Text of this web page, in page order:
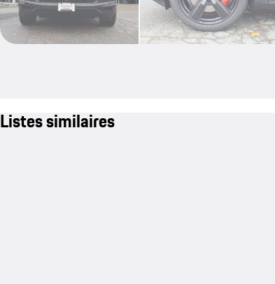
Listes similaires